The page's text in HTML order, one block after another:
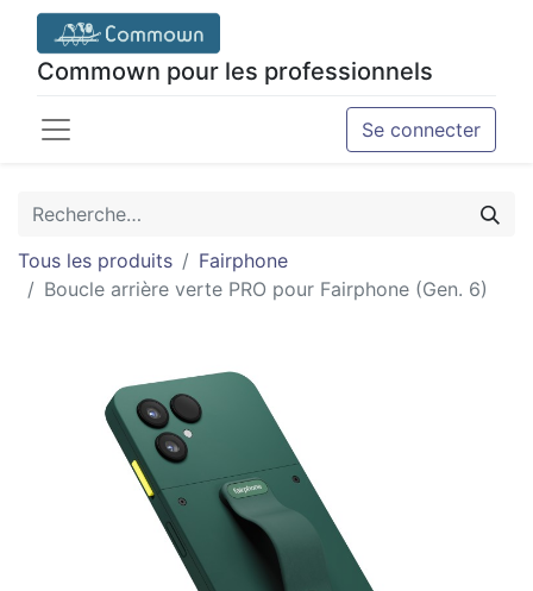
Commown pour les professionnels
Se connecter
Tous les produits
Fairphone
Boucle arrière verte PRO pour Fairphone (Gen. 6)